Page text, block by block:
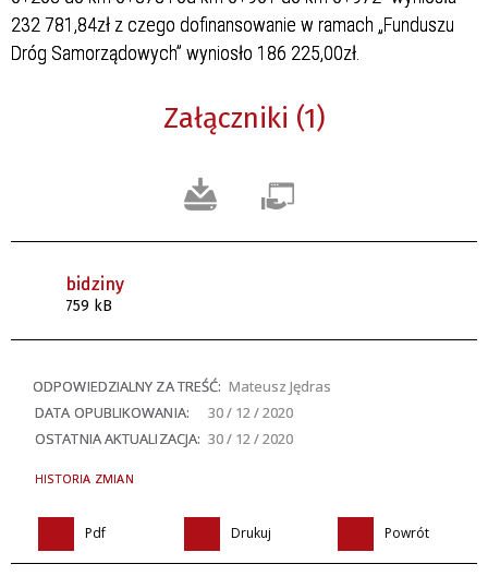
232 781,84zł z czego dofinansowanie w ramach „Funduszu
Dróg Samorządowych” wyniosło 186 225,00zł.
Załączniki (1)
bidziny
759 kB
ODPOWIEDZIALNY ZA TREŚĆ: Mateusz Jędras
DATA OPUBLIKOWANIA:
30 / 12 / 2020
OSTATNIA AKTUALIZACJA: 30 / 12 / 2020
HISTORIA ZMIAN
Pdf Drukuj Powrót